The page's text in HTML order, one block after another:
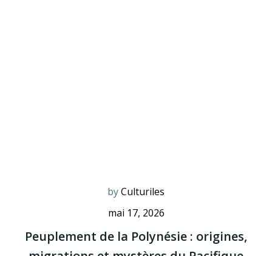
byCulturiles
mai 17, 2026
Peuplement de la Polynésie : origines,